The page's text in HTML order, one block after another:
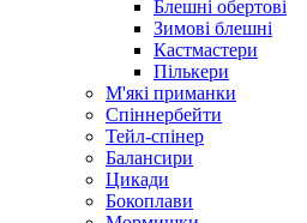
Блешні обертові
Зимові блешні
Кастмастери
Пількери
М'які приманки
Спіннербейти
Тейл-спінер
Балансири
Цикади
Бокоплави